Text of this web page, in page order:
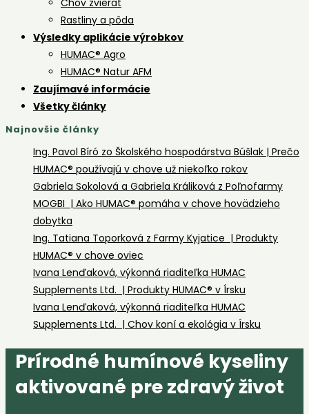
Rastliny a pôda
Výsledky aplikácie výrobkov
HUMAC® Agro
HUMAC® Natur AFM
Zaujímavé informácie
Všetky články
Najnovšie články
Ing. Pavol Bíró zo Školského hospodárstva Búšlak | Prečo
HUMAC® používajú v chove už niekoľko rokov
Gabriela Sokolová a Gabriela Králiková z Poľnofarmy
MOGBI | Ako HUMAC® pomáha v chove hovädzieho
dobytka
Ing. Tatiana Toporková z Farmy Kyjatice | Produkty
HUMAC® v chove oviec
Ivana Lenďaková, výkonná riaditeľka HUMAC
Supplements Ltd. | Produkty HUMAC® v Írsku
Ivana Lenďaková, výkonná riaditeľka HUMAC
Supplements Ltd. | Chov koní a ekológia v Írsku
Prírodné humínové kyseliny
aktivované pre zdravý život